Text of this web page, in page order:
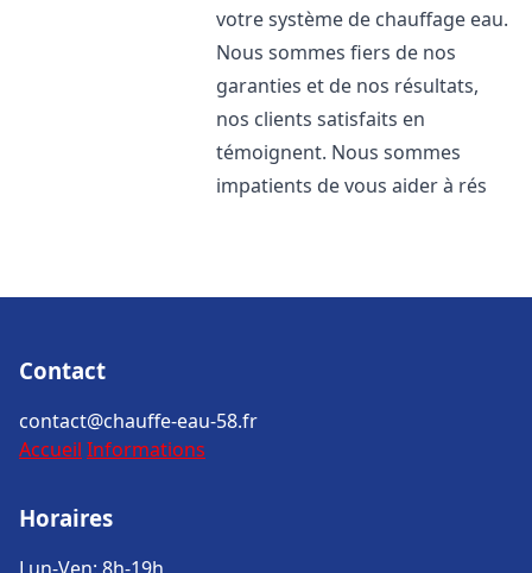
votre système de chauffage eau.
Nous sommes fiers de nos
garanties et de nos résultats,
nos clients satisfaits en
témoignent. Nous sommes
impatients de vous aider à rés
Contact
contact@chauffe-eau-58.fr
Accueil Informations
Horaires